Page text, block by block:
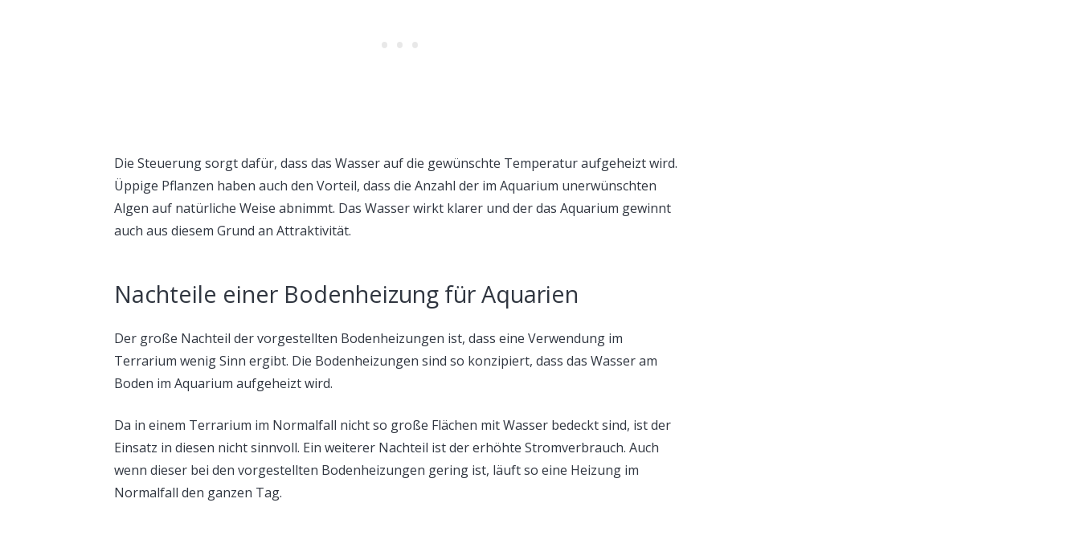
Die Steuerung sorgt dafür, dass das Wasser auf die gewünschte Temperatur aufgeheizt wird.
Üppige Pflanzen haben auch den Vorteil, dass die Anzahl der im Aquarium unerwünschten
Algen auf natürliche Weise abnimmt. Das Wasser wirkt klarer und der das Aquarium gewinnt
auch aus diesem Grund an Attraktivität.
Nachteile einer Bodenheizung für Aquarien
Der große Nachteil der vorgestellten Bodenheizungen ist, dass eine Verwendung im
Terrarium wenig Sinn ergibt. Die Bodenheizungen sind so konzipiert, dass das Wasser am
Boden im Aquarium aufgeheizt wird.
Da in einem Terrarium im Normalfall nicht so große Flächen mit Wasser bedeckt sind, ist der
Einsatz in diesen nicht sinnvoll. Ein weiterer Nachteil ist der erhöhte Stromverbrauch. Auch
wenn dieser bei den vorgestellten Bodenheizungen gering ist, läuft so eine Heizung im
Normalfall den ganzen Tag.